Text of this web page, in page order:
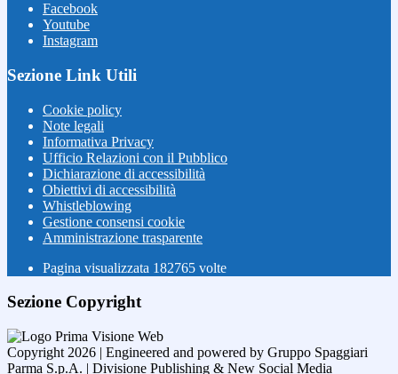
Facebook
Youtube
Instagram
Sezione Link Utili
Cookie policy
Note legali
Informativa Privacy
Ufficio Relazioni con il Pubblico
Dichiarazione di accessibilità
Obiettivi di accessibilità
Whistleblowing
Gestione consensi cookie
Amministrazione trasparente
Pagina visualizzata 182765 volte
Sezione Copyright
Copyright 2026 | Engineered and powered by Gruppo Spaggiari
Parma S.p.A. | Divisione Publishing & New Social Media